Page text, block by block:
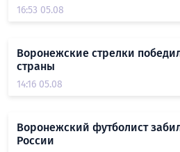
16:53 05.08
Воронежские стрелки
страны
14:16 05.08
Воронежский футболист
России